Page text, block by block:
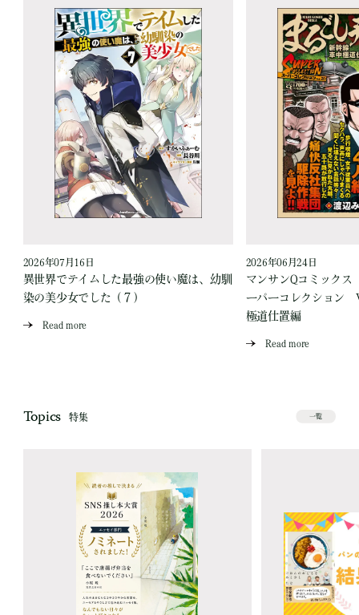
2026年07月16日
異世界でテイムした最強の使い魔は、幼馴
染の美少女でした（７）
Read more
2026年06月24日
マンサンQコミック
ーパーコレクション
極道仕置編
Read more
Topics 特集 一覧